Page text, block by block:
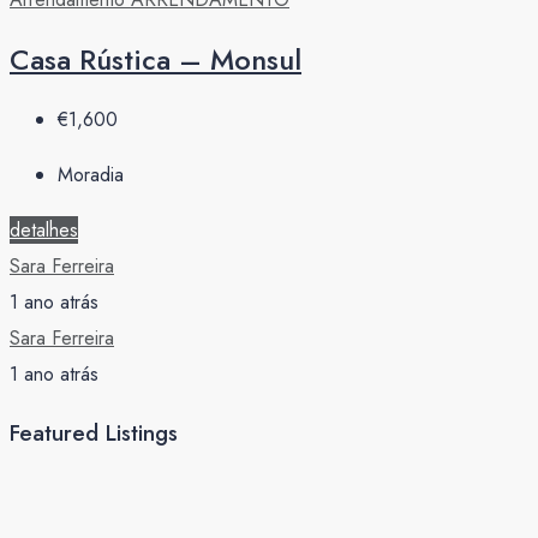
Casa Rústica – Monsul
€1,600
Moradia
detalhes
Sara Ferreira
1 ano atrás
Sara Ferreira
1 ano atrás
Featured Listings